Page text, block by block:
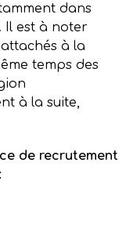
dans
Il est à noter
à la
temps des
à la suite,
de recrutement